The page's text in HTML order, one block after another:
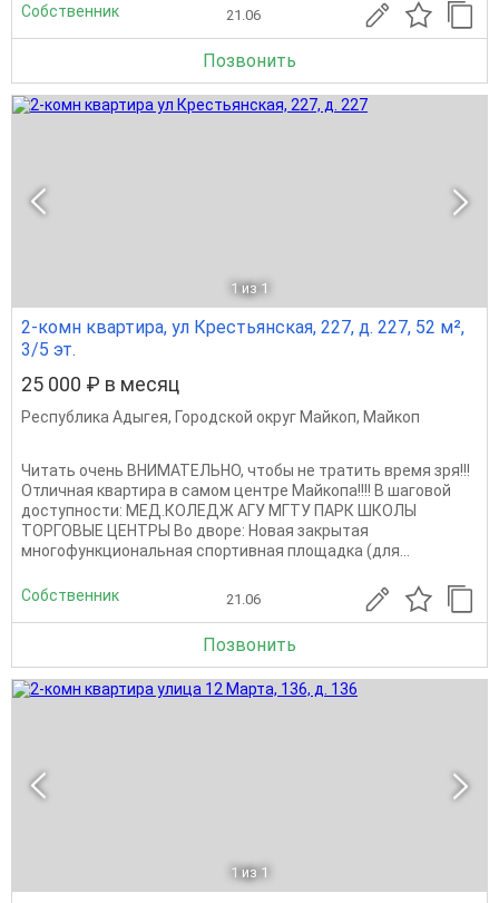
Собственник 21.06
Позвонить
1 из 1
2-комн квартира, ул Крестьянская, 227, д. 227, 52 м²,
3/5 эт.
25 000 ₽ в месяц
Республика Адыгея, Городской округ Майкоп, Майкоп
Читать очень ВНИМАТЕЛЬНО, чтобы не тратить время зря!!!
Отличная квартира в самом центре Майкопа!!!! В шаговой
доступности: МЕД.КОЛЕДЖ АГУ МГТУ ПАРК ШКОЛЫ
ТОРГОВЫЕ ЦЕНТРЫ Во дворе: Новая закрытая
многофункциональная спортивная площадка (для...
Собственник 21.06
Позвонить
1 из 1